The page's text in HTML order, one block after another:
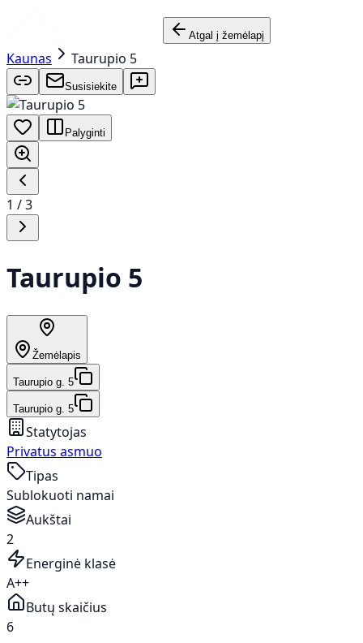
Atgal į žemėlapį
Kaunas Taurupio 5
Susisiekite
Palyginti
1 /3
Taurupio 5
Žemėlapis
Taurupio g. 5
Taurupio g. 5
Statytojas
Privatus asmuo
Tipas
Sublokuoti namai
Aukštai
2
Energinė klasė
A++
Butų skaičius
6